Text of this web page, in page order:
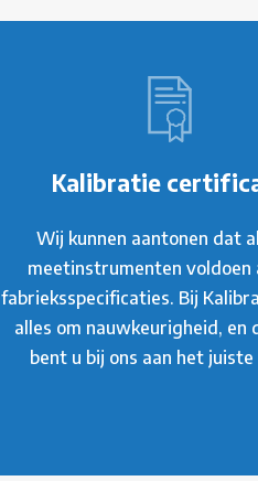
Kalibratie
Wij kunnen aantonen dat
meetinstrumenten voldoen
fabrieksspecificaties. Bij
alles om nauwkeurigheid, en
bent u bij ons aan het juiste